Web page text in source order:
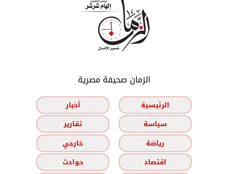
الزمان صحيفة مصرية
الرئيسية
أخبار
سياسة
تقارير
رياضة
خارجي
اقتصاد
حوادث